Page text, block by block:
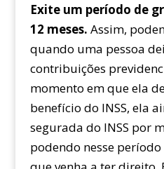
Exite um período de
12 meses. Assim,
quando uma pessoa
contribuições
momento em que ela
benefício do INSS, ela
segurada do INSS por
podendo nesse